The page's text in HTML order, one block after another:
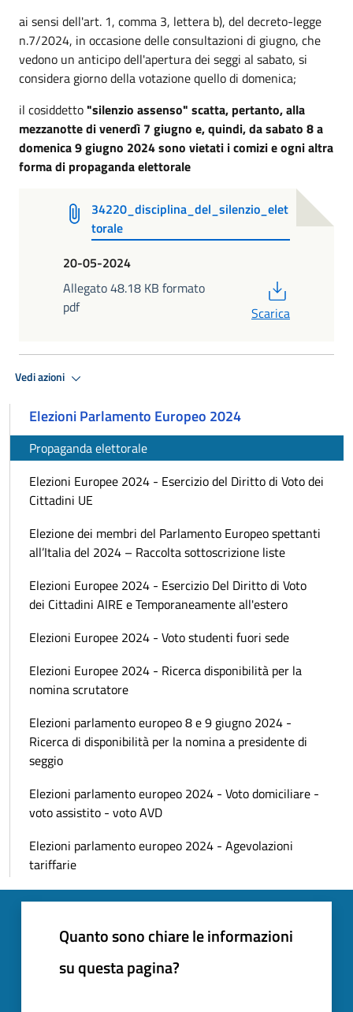
ai sensi dell'art. 1, comma 3, lettera b), del decreto-legge
n.7/2024, in occasione delle consultazioni di giugno, che
vedono un anticipo dell'apertura dei seggi al sabato, si
considera giorno della votazione quello di domenica;
il cosiddetto"silenzio assenso" scatta, pertanto, alla
mezzanotte di venerdì 7 giugno e, quindi, da sabato 8 a
domenica 9 giugno 2024 sono vietati i comizi e ogni altra
forma di propaganda elettorale
34220_disciplina_del_silenzio_elet
torale
20-05-2024
Allegato 48.18 KB formato
pdf
Scarica
Vedi azioni
Elezioni Parlamento Europeo 2024
Propaganda elettorale
Elezioni Europee 2024 - Esercizio del Diritto di Voto dei
Cittadini UE
Elezione dei membri del Parlamento Europeo spettanti
all’Italia del 2024 – Raccolta sottoscrizione liste
Elezioni Europee 2024 - Esercizio Del Diritto di Voto
dei Cittadini AIRE e Temporaneamente all'estero
Elezioni Europee 2024 - Voto studenti fuori sede
Elezioni Europee 2024 - Ricerca disponibilità per la
nomina scrutatore
Elezioni parlamento europeo 8 e 9 giugno 2024 -
Ricerca di disponibilità per la nomina a presidente di
seggio
Elezioni parlamento europeo 2024 - Voto domiciliare -
voto assistito - voto AVD
Elezioni parlamento europeo 2024 - Agevolazioni
tariffarie
Quanto sono chiare le informazioni
su questa pagina?